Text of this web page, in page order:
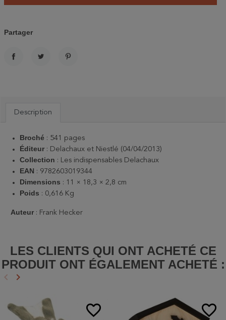
Partager
Description
Broché : 541 pages
Éditeur : Delachaux et Niestlé (04/04/2013)
Collection : Les indispensables Delachaux
EAN : 9782603019344
Dimensions : 11 × 18,3 × 2,8 cm
Poids : 0,616 Kg
Auteur : Frank Hecker
LES CLIENTS QUI ONT ACHETÉ CE
PRODUIT ONT ÉGALEMENT ACHETÉ :
Précédent
keyboard_arrow_left Suivant
keyboard_arrow_right
favorite_border favorite_border